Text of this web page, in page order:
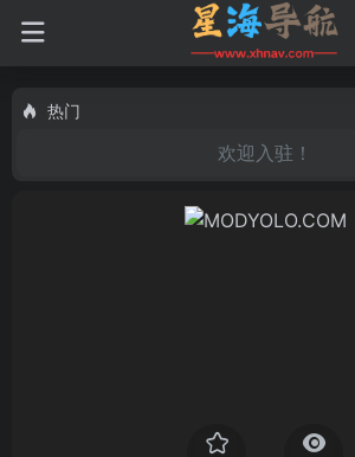
热门
欢迎入驻！